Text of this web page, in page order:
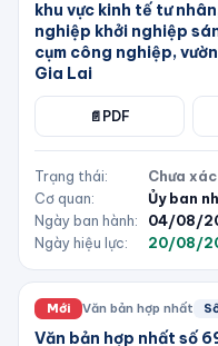
khu vực kinh tế tư
nghiệp khởi nghiệp
cụm công nghiệp,
Gia Lai
📄 PDF
Trạng thái:
Chưa
Cơ quan:
Ủy ban
Ngày ban hành:
04/08/
Ngày hiệu lực:
20/08/
Mới Văn bản hợp nhất
Văn bản hợp nhất số